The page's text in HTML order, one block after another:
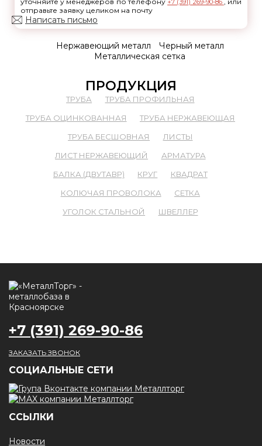
+7 (391) 269-90-86
отправьте заявку целиком на почту
Написать письмо
Нержавеющий металл
Черный металл
Металлическая сетка
ПРОДУКЦИЯ
ТРУБА
ТРУБА ПРОФИЛЬНАЯ
ТРУБА ОЦИНКОВАННАЯ
ТРУБА НЕРЖАВЕЮЩАЯ
ТРУБА БЕСШОВНАЯ
ЛИСТЫ
ЛИСТ НЕРЖАВЕЮЩИЙ
АРМАТУРА
БАЛКА (ДВУТАВР)
КРУГ
КВАДРАТ
КОЛЮЧАЯ ПРОВОЛОКА
СЕТКА
УГОЛОК СТАЛЬНОЙ
ШВЕЛЛЕР
+7 (391) 269-90-86
ЗАКАЗАТЬ ЗВОНОК
CОЦИАЛЬНЫЕ СЕТИ
ССЫЛКИ
Новости